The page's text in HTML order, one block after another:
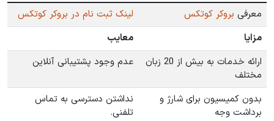
معرفی بروکر کوتکس
لینک ثبت نام در بروکر کوتکس
مزایا
معایب
ارائه خدمات به بیش از 20 زبان
مختلف
عدم وجود پشتیبانی آنلاین
بدون کمیسیون برای شارژ و
برداشت وجه
نداشتن دسترسی به تماس
تلفنی.